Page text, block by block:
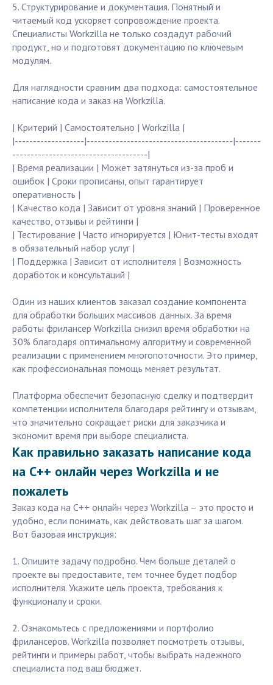
5. Структурирование и документация. Понятный и
читаемый код ускоряет сопровождение проекта.
Специалисты Workzilla не только создадут рабочий
продукт, но и подготовят документацию по ключевым
модулям.
Для наглядности сравним два подхода: самостоятельное
написание кода и заказ на Workzilla.
| Критерий | Самостоятельно | Workzilla |
|-------------------|----------------------------------------|-------
-------------------------------------|
| Время реализации | Может затянуться из-за проб и
ошибок | Сроки прописаны, опыт гарантирует
оперативность |
| Качество кода | Зависит от уровня знаний | Проверенное
качество, отзывы и рейтинги |
| Тестирование | Часто игнорируется | Юнит-тесты входят
в обязательный набор услуг |
| Поддержка | Зависит от исполнителя | Возможность
доработок и консультаций |
Один из наших клиентов заказал создание компонента
для обработки больших массивов данных. За время
работы фрилансер Workzilla снизил время обработки на
30% благодаря оптимальному алгоритму и современной
реализации с применением многопоточности. Это пример,
как профессиональная помощь меняет результат.
Платформа обеспечит безопасную сделку и подтвердит
компетенции исполнителя благодаря рейтингу и отзывам,
что значительно сокращает риски для заказчика и
экономит время при выборе специалиста.
Как правильно заказать написание кода
на C++ онлайн через Workzilla и не
пожалеть
Заказ кода на C++ онлайн через Workzilla – это просто и
удобно, если понимать, как действовать шаг за шагом.
Вот базовая инструкция:
1. Опишите задачу подробно. Чем больше деталей о
проекте вы предоставите, тем точнее будет подбор
исполнителя. Укажите цель проекта, требования к
функционалу и сроки.
2. Ознакомьтесь с предложениями и портфолио
фрилансеров. Workzilla позволяет посмотреть отзывы,
рейтинги и примеры работ, чтобы выбрать надежного
специалиста под ваш бюджет.